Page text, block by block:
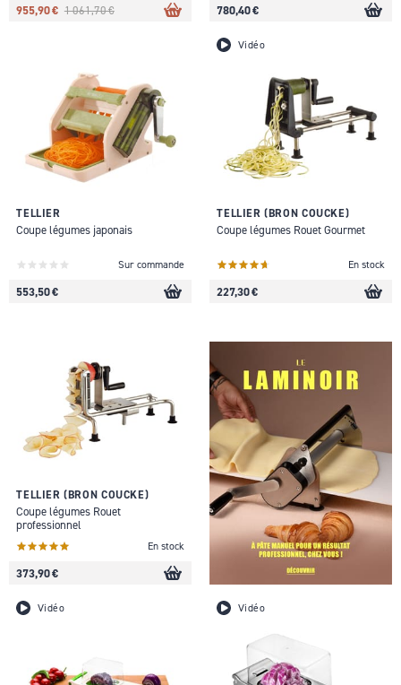
955,90 € 1 061,70 € 780,40 €
TELLIER
Coupe légumes japonais
Sur commande
553,50 €
Vidéo
TELLIER (BRON COUCKE)
Coupe légumes Rouet Gourmet
En stock
227,30 €
TELLIER (BRON COUCKE)
Coupe légumes Rouet
professionnel
En stock
373,90 €
Vidéo Vidéo